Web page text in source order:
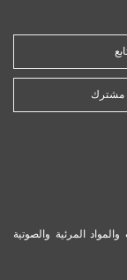
المرئية والصوتية